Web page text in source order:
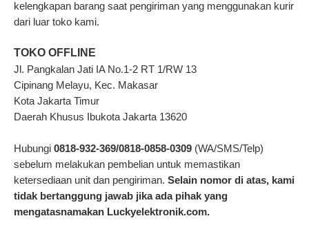
kelengkapan barang saat pengiriman yang menggunakan kurir
dari luar toko kami.
TOKO OFFLINE
Jl. Pangkalan Jati IA No.1-2 RT 1/RW 13
Cipinang Melayu, Kec. Makasar
Kota Jakarta Timur
Daerah Khusus Ibukota Jakarta 13620
Hubungi 0818-932-369/0818-0858-0309 (WA/SMS/Telp)
sebelum melakukan pembelian untuk memastikan
ketersediaan unit dan pengiriman. Selain nomor di atas, kami
tidak bertanggung jawab jika ada pihak yang
mengatasnamakan Luckyelektronik.com.